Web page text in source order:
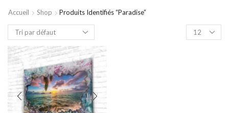
Accueil Shop Produits Identifiés “paradise”